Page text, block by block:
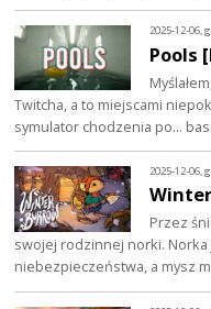
2025-12-06,
Pools
Twitcha, a to miejscami
symulator chodzenia po...
2025-12-06,
Przez
swojej rodzinnej norki. Norka
niebezpieczeństwa, a mysz